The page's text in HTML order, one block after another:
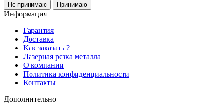
Не принимаю Принимаю
Информация
Гарантия
Доставка
Как заказать ?
Лазерная резка металла
О компании
Политика конфиденциальности
Контакты
Дополнительно